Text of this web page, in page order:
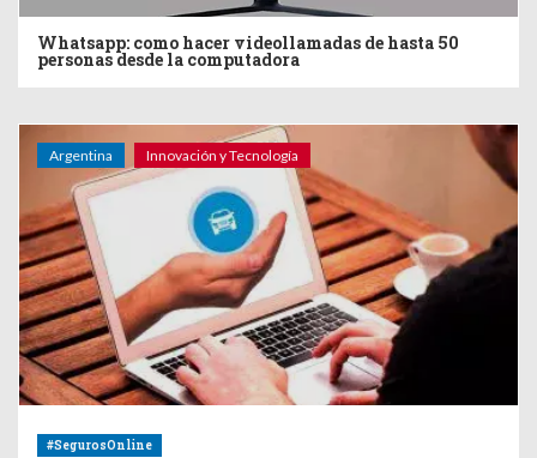
Whatsapp: como hacer videollamadas de hasta 50
personas desde la computadora
Argentina Innovación y Tecnología
#SegurosOnline